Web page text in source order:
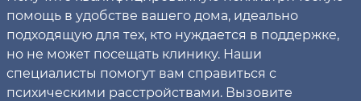
помощь в удобстве вашего дома, идеально
подходящую для тех, кто нуждается в поддержке,
но не может посещать клинику. Наши
специалисты помогут вам справиться с
психическими расстройствами. Вызовите